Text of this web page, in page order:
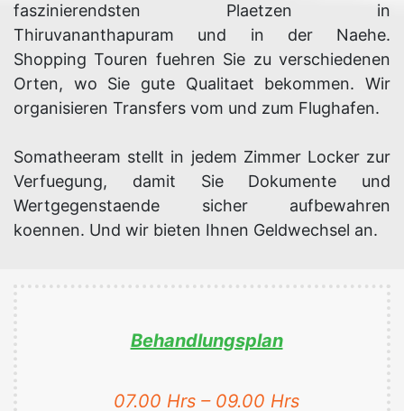
faszinierendsten Plaetzen in
Thiruvananthapuram und in der Naehe.
Shopping Touren fuehren Sie zu verschiedenen
Orten, wo Sie gute Qualitaet bekommen. Wir
organisieren Transfers vom und zum Flughafen.
Somatheeram stellt in jedem Zimmer Locker zur
Verfuegung, damit Sie Dokumente und
Wertgegenstaende sicher aufbewahren
koennen. Und wir bieten Ihnen Geldwechsel an.
Behandlungsplan
07.00 Hrs – 09.00 Hrs